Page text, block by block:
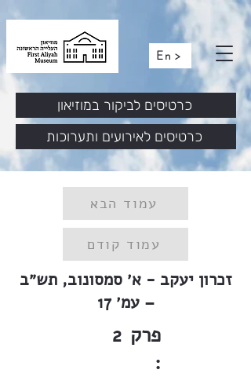
En >
כרטיסים לאירועים ותערוכות
כרטיסים לביקור במוזיאון
עמוד הבא
עמוד קודם
זכרון יעקב - א׳ סמסונוב, תש״ב
– עמ׳ 17
2 פרק
: